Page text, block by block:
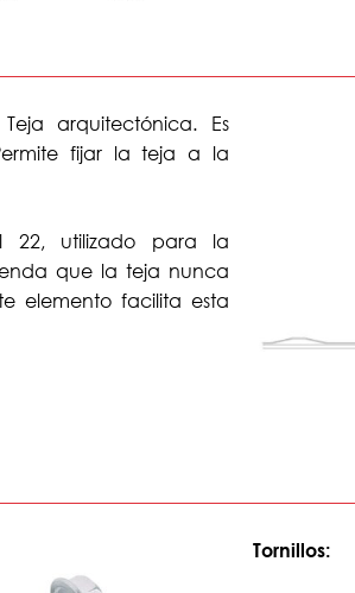
arquitectónica. Es
fijar la teja a la
22, utilizado para la
que la teja nunca
elemento facilita esta
Tornillos: